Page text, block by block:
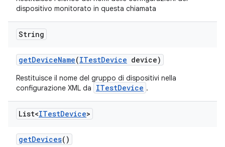
dispositivo monitorato in questa chiamata
String
getDeviceName(ITestDevice device)
Restituisce il nome del gruppo di dispositivi nella
configurazione XML da
ITestDevice .
List<ITestDevice>
getDevices()